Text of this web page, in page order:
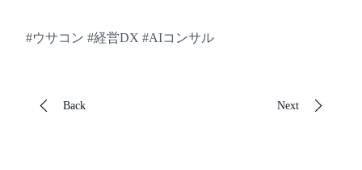
#ウサコン #経営DX #AIコンサル
Back Next